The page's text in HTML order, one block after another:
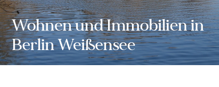
Wohnen und Immobilien in
Berlin Weißensee